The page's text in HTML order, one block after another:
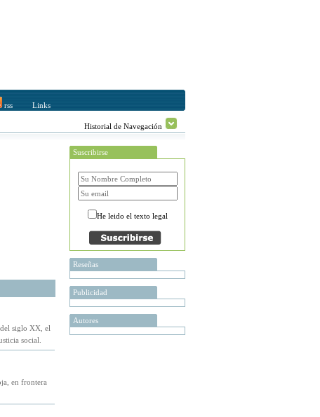
rss Links
Historial de Navegación
siglo XX, el
social.
en frontera
Suscribirse
He leido el texto legal
Reseñas
Publicidad
Autores